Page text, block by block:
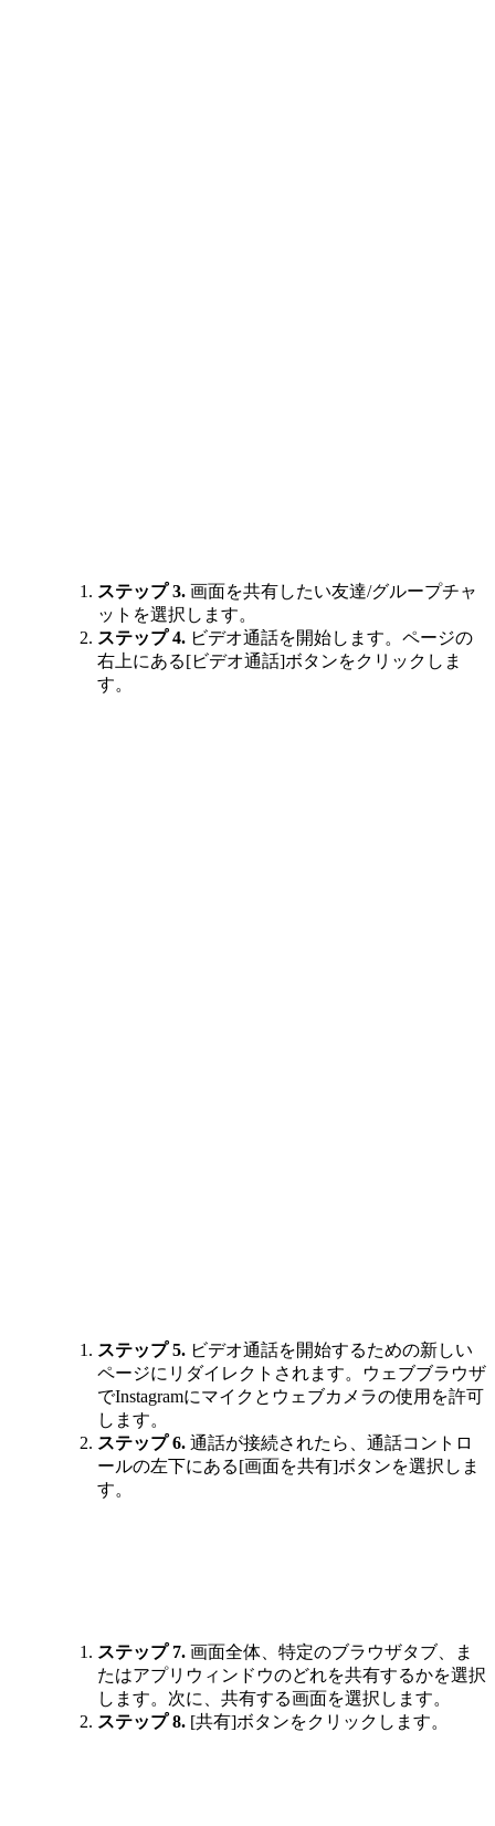
ステップ 3. 画面を共有したい友達/グループチャ
ットを選択します。
ステップ 4. ビデオ通話を開始します。ページの
右上にある[ビデオ通話]ボタンをクリックしま
す。
ステップ 5. ビデオ通話を開始するための新しい
ページにリダイレクトされます。ウェブブラウザ
でInstagramにマイクとウェブカメラの使用を許可
します。
ステップ 6. 通話が接続されたら、通話コントロ
ールの左下にある[画面を共有]ボタンを選択しま
す。
ステップ 7. 画面全体、特定のブラウザタブ、ま
たはアプリウィンドウのどれを共有するかを選択
します。次に、共有する画面を選択します。
ステップ 8. [共有]ボタンをクリックします。